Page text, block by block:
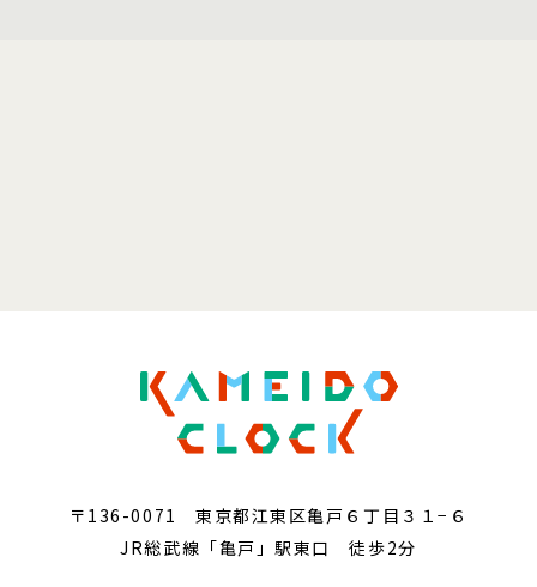
〒136-0071 東京都江東区亀戸６丁目３１−６
JR総武線「亀戸」駅東口 徒歩2分